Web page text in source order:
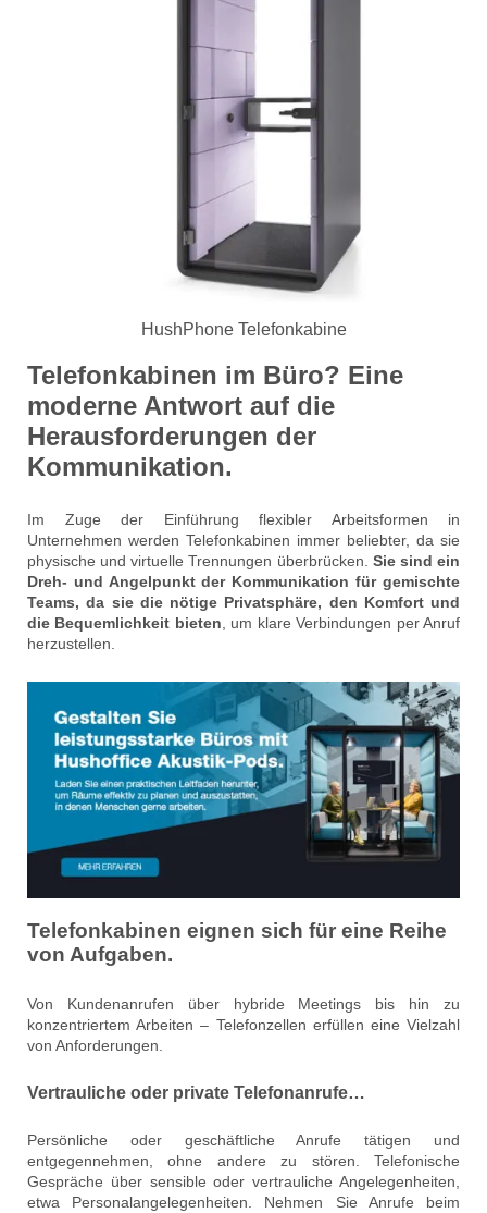
HushPhone Telefonkabine
Telefonkabinen im Büro? Eine
moderne Antwort auf die
Herausforderungen der
Kommunikation.
Im Zuge der Einführung flexibler Arbeitsformen in
Unternehmen werden Telefonkabinen immer beliebter, da sie
physische und virtuelle Trennungen überbrücken. Sie sind ein
Dreh- und Angelpunkt der Kommunikation für gemischte
Teams, da sie die nötige Privatsphäre, den Komfort und
die Bequemlichkeit bieten, um klare Verbindungen per Anruf
herzustellen.
Telefonkabinen eignen sich für eine Reihe
von Aufgaben.
Von Kundenanrufen über hybride Meetings bis hin zu
konzentriertem Arbeiten – Telefonzellen erfüllen eine Vielzahl
von Anforderungen.
Vertrauliche oder private Telefonanrufe…
Persönliche oder geschäftliche Anrufe tätigen und
entgegennehmen, ohne andere zu stören. Telefonische
Gespräche über sensible oder vertrauliche Angelegenheiten,
etwa Personalangelegenheiten. Nehmen Sie Anrufe beim